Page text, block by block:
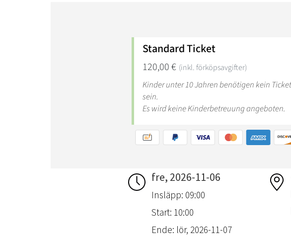
fre, 2026-11-06
Insläpp: 09:00
Start: 10:00
Ende: lör, 2026-11-07